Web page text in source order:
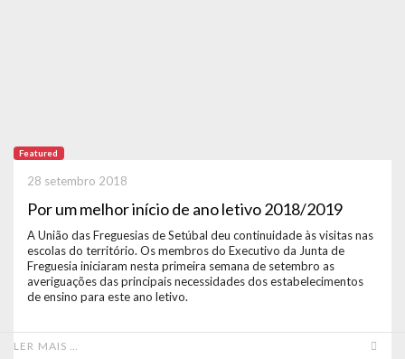
Featured
Por um melhor início de ano letivo 2018/2019
28 setembro 2018
A União das Freguesias de Setúbal deu continuidade às visitas nas
escolas do território. Os membros do Executivo da Junta de
Freguesia iniciaram nesta primeira semana de setembro as
averiguações das principais necessidades dos estabelecimentos
de ensino para este ano letivo.
LER MAIS …